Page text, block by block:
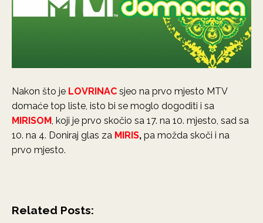
Nakon što je LOVRINAC sjeo na prvo mjesto MTV
domaće top liste, isto bi se moglo dogoditi i sa
MIRISOM, koji je prvo skočio sa 17. na 10. mjesto, sad sa
10. na 4. Doniraj glas za MIRIS, pa možda skoči i na
prvo mjesto.
Related Posts: